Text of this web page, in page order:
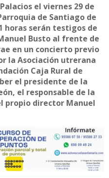
el viernes 29 de
de Santiago de
horas serán testigos de
Busto al frente de
en un concierto previo
la Asociación utrerana
Caja Rural de
el presidente de la
el responsable de la
propio director Manuel